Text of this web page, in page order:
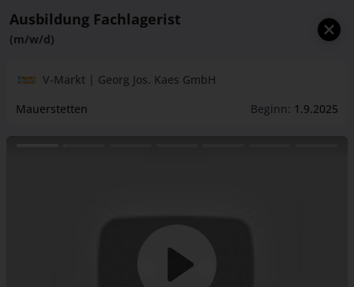
Ausbildung Fachlagerist
(m/w/d)
V-Markt | Georg Jos. Kaes GmbH
Mauerstetten
Beginn: 1.9.2025